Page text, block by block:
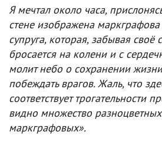
Я мечтал около часа,
стене изображена
супруга, которая, забывая своё
бросается на колени и с
молит небо о сохранении
побеждать врагов. Жаль, что
соответствует трогательности
видно множество
маркграфовых».